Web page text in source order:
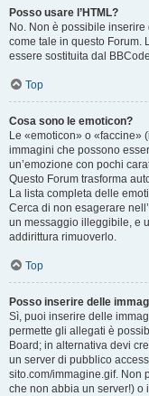
Posso usare l’HTML?
No. Non è possibile
come tale in questo Forum.
essere sostituita dal
Top
Cosa sono le emoticon?
Le «emoticon» o «faccine»
immagini che possono
un’emozione con pochi
Questo Forum trasforma
La lista completa delle
Cerca di non esagerare
un messaggio illeggibile, e
addirittura rimuoverlo.
Top
Posso inserire delle
Sì, puoi inserire delle
permette gli allegati è
Board; in alternativa devi
un server di pubblico
sito.com/immagine.gif. Non
che non abbia un server!) o